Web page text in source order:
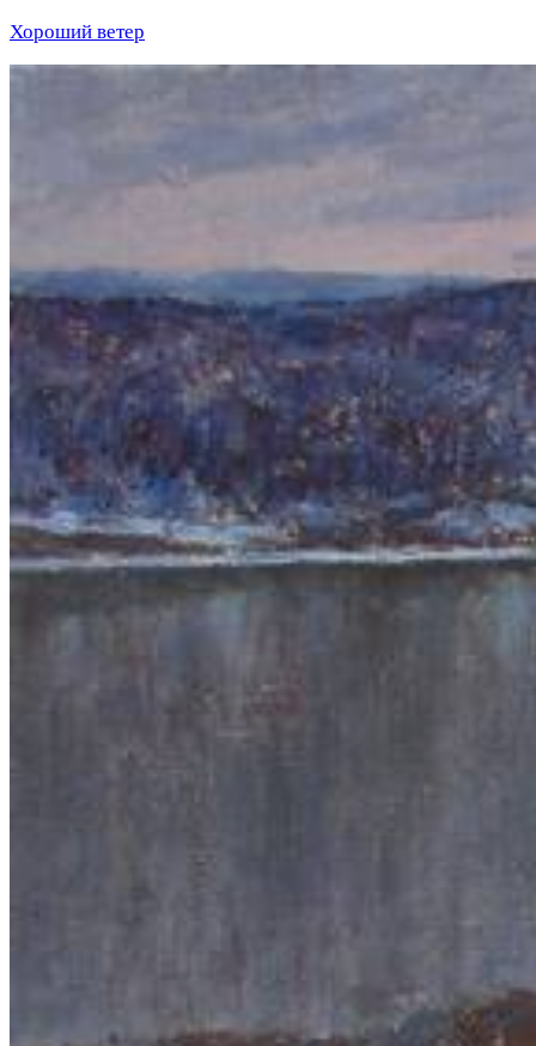
Хороший ветер